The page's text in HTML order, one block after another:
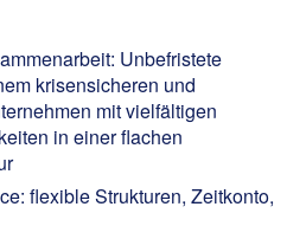
Unbefristete
krisensicheren und
mit vielfältigen
in einer flachen
flexible Strukturen, Zeitkonto,